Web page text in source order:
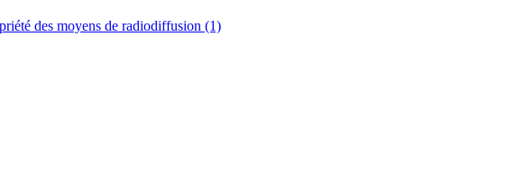
des moyens de radiodiffusion (1)